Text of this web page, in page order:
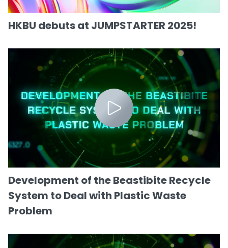
HKBU debuts at JUMPSTARTER 2025!
Development of the Beastibite Recycle
System to Deal with Plastic Waste
Problem